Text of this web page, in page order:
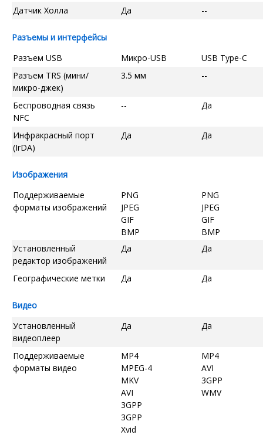
Датчик Холла
Да --
Разъемы и интерфейсы
Разъем USB
Микро-USB
USB Type-C
Разъем TRS (мини/
микро-джек)
3.5 мм --
Беспроводная связь
NFC
-- Да
Инфракрасный порт
(IrDA)
Да Да
Изображения
Поддерживаемые
форматы изображений
PNG
JPEG
GIF
BMP
PNG
JPEG
GIF
BMP
Установленный
редактор изображений
Да Да
Географические метки Да Да
Видео
Установленный
видеоплеер
Да Да
Поддерживаемые
форматы видео
MP4
MPEG-4
MKV
AVI
3GPP
3GPP
Xvid
MP4
AVI
3GPP
WMV